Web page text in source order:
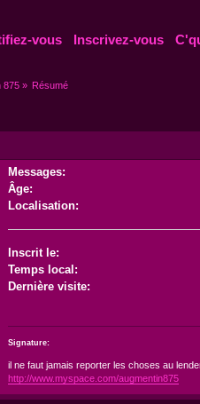
vous Inscrivez-vous
875» Résumé
Messages:
Âge:
Localisation:
Inscrit le:
Temps local:
Dernière visite:
Signature:
il ne faut jamais reporter les choses au
http://www.myspace.com/augmentin875